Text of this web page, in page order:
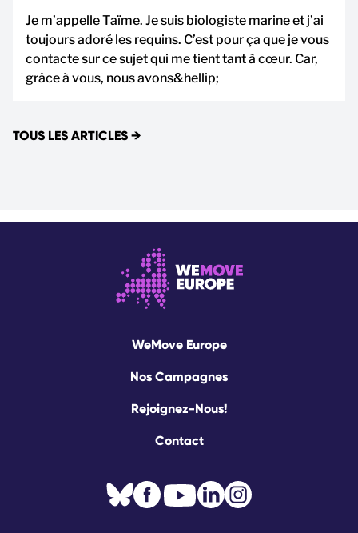
Je m’appelle Taïme. Je suis biologiste marine et j’ai
toujours adoré les requins. C’est pour ça que je vous
contacte sur ce sujet qui me tient tant à cœur. Car,
grâce à vous, nous avons&hellip;
TOUS LES ARTICLES →
WeMove Europe
Nos Campagnes
Rejoignez-Nous!
Contact